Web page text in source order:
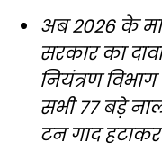
अब 2026 के
सरकार का
नियंत्रण
सभी 77 बड़े
टन गाद